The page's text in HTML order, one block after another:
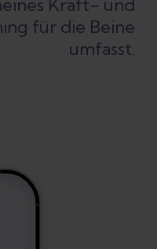
Kraft- und
für die Beine
umfasst.